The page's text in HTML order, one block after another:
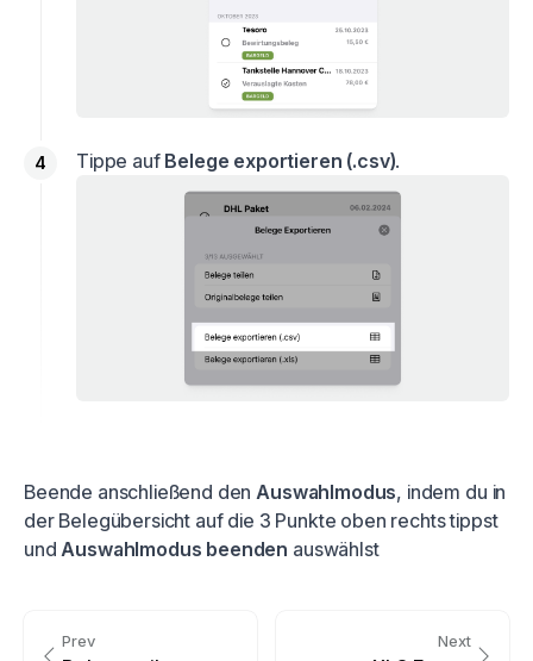
Tippe auf Belege exportieren (.csv).
Beende anschließend denAuswahlmodus, indem du in
der Belegübersicht auf die 3 Punkte oben rechts tippst
undAuswahlmodus beenden auswählst
Prev Next